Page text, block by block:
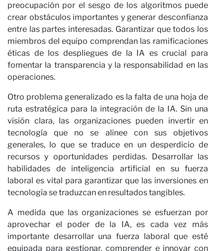
preocupación por el sesgo de los algoritmos puede
crear obstáculos importantes y generar desconfianza
entre las partes interesadas. Garantizar que todos los
miembros del equipo comprendan las ramificaciones
éticas de los despliegues de la IA es crucial para
fomentar la transparencia y la responsabilidad en las
operaciones.
Otro problema generalizado es la falta de una hoja de
ruta estratégica para la integración de la IA. Sin una
visión clara, las organizaciones pueden invertir en
tecnología que no se alinee con sus objetivos
generales, lo que se traduce en un desperdicio de
recursos y oportunidades perdidas. Desarrollar las
habilidades de inteligencia artificial en su fuerza
laboral es vital para garantizar que las inversiones en
tecnología se traduzcan en resultados tangibles.
A medida que las organizaciones se esfuerzan por
aprovechar el poder de la IA, es cada vez más
importante desarrollar una fuerza laboral que esté
equipada para gestionar, comprender e innovar con